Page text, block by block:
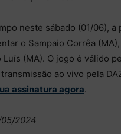
neste sábado (01/06), a
o Sampaio Corrêa
Luís (MA). O jogo é válido
ao vivo pela
assinatura agora.
2024